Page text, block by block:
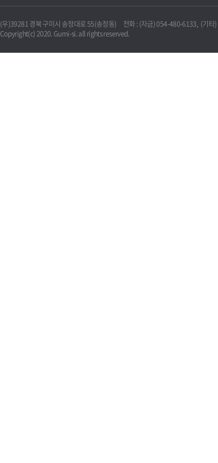
(우)39281 경북 구미시 송정대로 55(송정동) 전화 : (자금) 054-480-6133, (기타
Copyright(c) 2020. Gumi-si. all rights reserved.